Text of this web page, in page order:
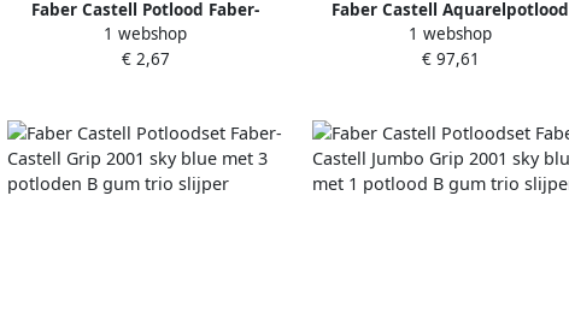
Faber Castell Potlood Faber-
Castell grafiet Dino HB blauw
1 webshop
€ 2,67
Faber Castell Aquarelpotlood
Faber-Castell Albrecht Durer &
Pitt Artist Pen 46-delig
1 webshop
€ 97,61